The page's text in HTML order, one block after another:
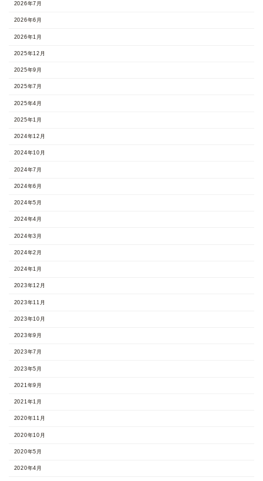
2026年7月
2026年6月
2026年1月
2025年12月
2025年9月
2025年7月
2025年4月
2025年1月
2024年12月
2024年10月
2024年7月
2024年6月
2024年5月
2024年4月
2024年3月
2024年2月
2024年1月
2023年12月
2023年11月
2023年10月
2023年9月
2023年7月
2023年5月
2021年9月
2021年1月
2020年11月
2020年10月
2020年5月
2020年4月